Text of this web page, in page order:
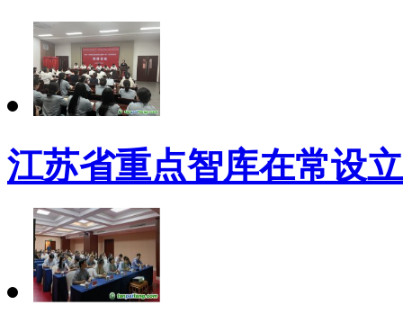
江苏省重点智库在常设